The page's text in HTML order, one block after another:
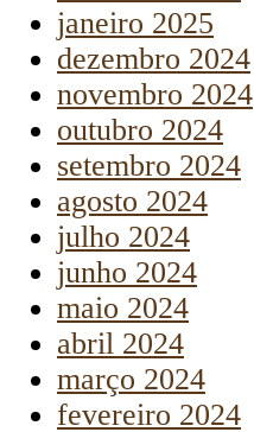
janeiro 2025
dezembro 2024
novembro 2024
outubro 2024
setembro 2024
agosto 2024
julho 2024
junho 2024
maio 2024
abril 2024
março 2024
fevereiro 2024